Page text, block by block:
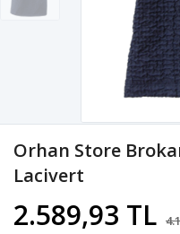
Orhan Store
Lacivert
2.589,93 TL